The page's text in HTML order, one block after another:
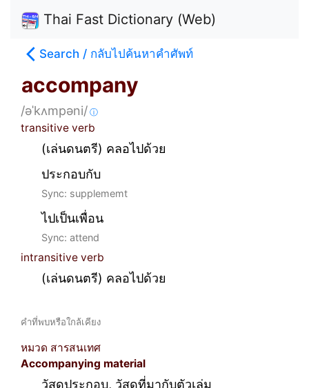
Thai Fast Dictionary (Web)
Search / กลับไปค้นหาคำศัพท์
accompany
/əˈkʌmpəni/ ⓘ
transitive verb
(เล่นดนตรี) คลอไปด้วย
ประกอบกับ
Sync: supplememt
ไปเป็นเพื่อน
Sync: attend
intransitive verb
(เล่นดนตรี) คลอไปด้วย
คำที่พบหรือใกล้เคียง
หมวด สารสนเทศ
Accompanying material
วัสดุประกอบ, วัสดุที่มากับตัวเล่ม